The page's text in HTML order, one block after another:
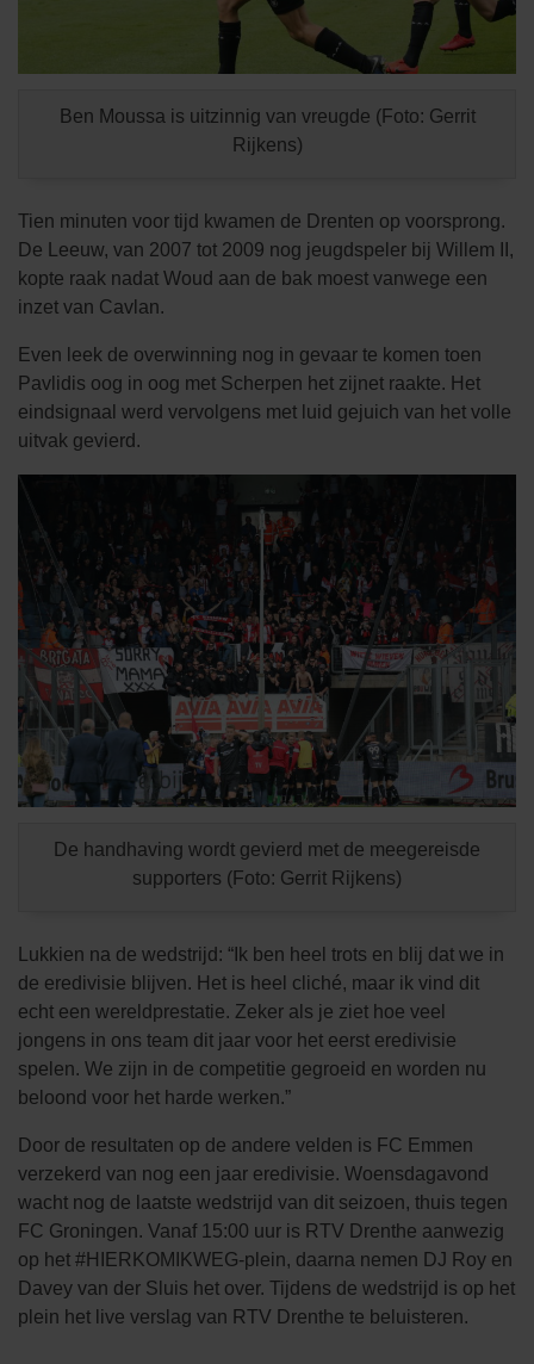
Ben Moussa is uitzinnig van vreugde (Foto: Gerrit
Rijkens)
Tien minuten voor tijd kwamen de Drenten op voorsprong.
De Leeuw, van 2007 tot 2009 nog jeugdspeler bij Willem II,
kopte raak nadat Woud aan de bak moest vanwege een
inzet van Cavlan.
Even leek de overwinning nog in gevaar te komen toen
Pavlidis oog in oog met Scherpen het zijnet raakte. Het
eindsignaal werd vervolgens met luid gejuich van het volle
uitvak gevierd.
De handhaving wordt gevierd met de meegereisde
supporters (Foto: Gerrit Rijkens)
Lukkien na de wedstrijd: “Ik ben heel trots en blij dat we in
de eredivisie blijven. Het is heel cliché, maar ik vind dit
echt een wereldprestatie. Zeker als je ziet hoe veel
jongens in ons team dit jaar voor het eerst eredivisie
spelen. We zijn in de competitie gegroeid en worden nu
beloond voor het harde werken.”
Door de resultaten op de andere velden is FC Emmen
verzekerd van nog een jaar eredivisie. Woensdagavond
wacht nog de laatste wedstrijd van dit seizoen, thuis tegen
FC Groningen. Vanaf 15:00 uur is RTV Drenthe aanwezig
op het #HIERKOMIKWEG-plein, daarna nemen DJ Roy en
Davey van der Sluis het over. Tijdens de wedstrijd is op het
plein het live verslag van RTV Drenthe te beluisteren.